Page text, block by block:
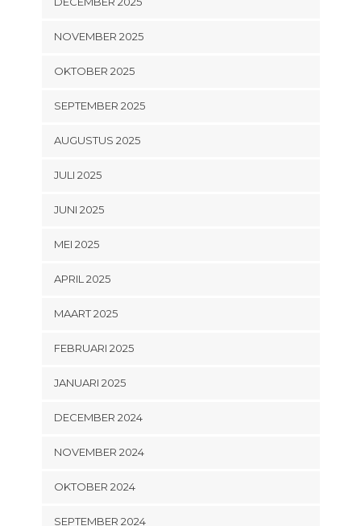
NOVEMBER 2025
OKTOBER 2025
SEPTEMBER 2025
AUGUSTUS 2025
JULI 2025
JUNI 2025
MEI 2025
APRIL 2025
MAART 2025
FEBRUARI 2025
JANUARI 2025
DECEMBER 2024
NOVEMBER 2024
OKTOBER 2024
SEPTEMBER 2024